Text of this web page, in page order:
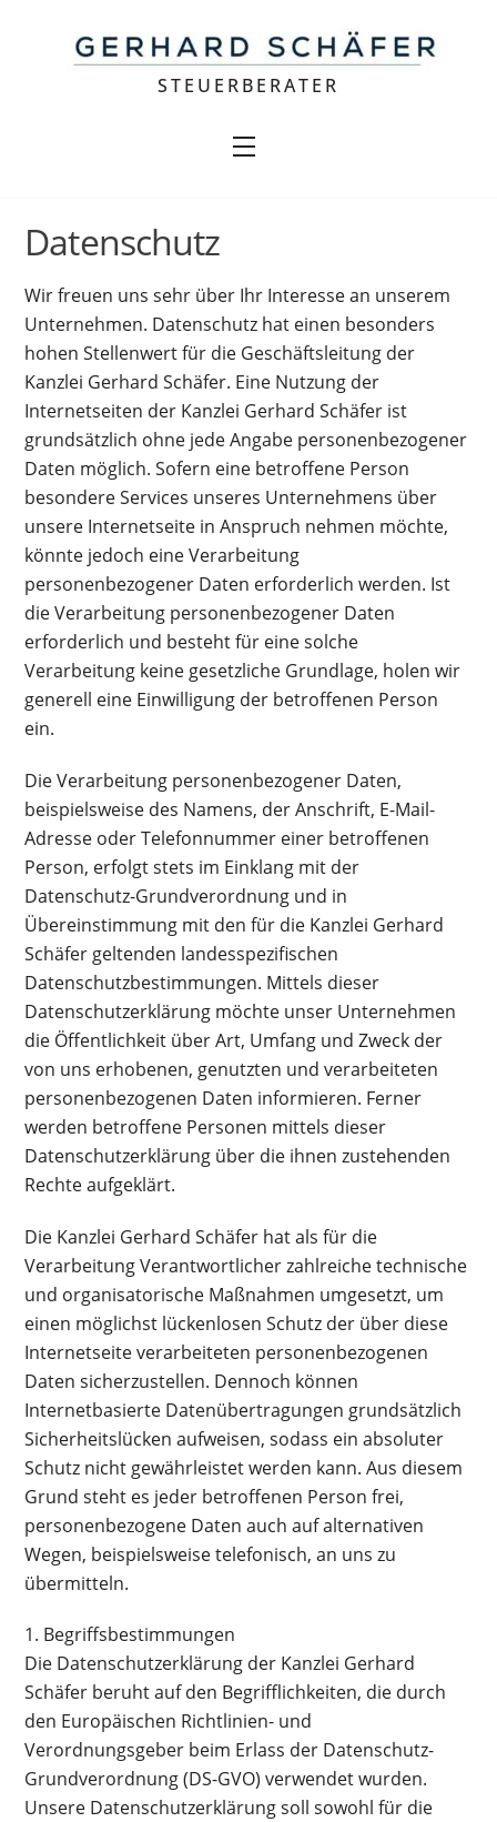
STEUERBERATER
Menu
Datenschutz
Wir freuen uns sehr über Ihr Interesse an unserem
Unternehmen. Datenschutz hat einen besonders
hohen Stellenwert für die Geschäftsleitung der
Kanzlei Gerhard Schäfer. Eine Nutzung der
Internetseiten der Kanzlei Gerhard Schäfer ist
grundsätzlich ohne jede Angabe personenbezogener
Daten möglich. Sofern eine betroffene Person
besondere Services unseres Unternehmens über
unsere Internetseite in Anspruch nehmen möchte,
könnte jedoch eine Verarbeitung
personenbezogener Daten erforderlich werden. Ist
die Verarbeitung personenbezogener Daten
erforderlich und besteht für eine solche
Verarbeitung keine gesetzliche Grundlage, holen wir
generell eine Einwilligung der betroffenen Person
ein.
Die Verarbeitung personenbezogener Daten,
beispielsweise des Namens, der Anschrift, E-Mail-
Adresse oder Telefonnummer einer betroffenen
Person, erfolgt stets im Einklang mit der
Datenschutz-Grundverordnung und in
Übereinstimmung mit den für die Kanzlei Gerhard
Schäfer geltenden landesspezifischen
Datenschutzbestimmungen. Mittels dieser
Datenschutzerklärung möchte unser Unternehmen
die Öffentlichkeit über Art, Umfang und Zweck der
von uns erhobenen, genutzten und verarbeiteten
personenbezogenen Daten informieren. Ferner
werden betroffene Personen mittels dieser
Datenschutzerklärung über die ihnen zustehenden
Rechte aufgeklärt.
Die Kanzlei Gerhard Schäfer hat als für die
Verarbeitung Verantwortlicher zahlreiche technische
und organisatorische Maßnahmen umgesetzt, um
einen möglichst lückenlosen Schutz der über diese
Internetseite verarbeiteten personenbezogenen
Daten sicherzustellen. Dennoch können
Internetbasierte Datenübertragungen grundsätzlich
Sicherheitslücken aufweisen, sodass ein absoluter
Schutz nicht gewährleistet werden kann. Aus diesem
Grund steht es jeder betroffenen Person frei,
personenbezogene Daten auch auf alternativen
Wegen, beispielsweise telefonisch, an uns zu
übermitteln.
1. Begriffsbestimmungen
Die Datenschutzerklärung der Kanzlei Gerhard
Schäfer beruht auf den Begrifflichkeiten, die durch
den Europäischen Richtlinien- und
Verordnungsgeber beim Erlass der Datenschutz-
Grundverordnung (DS-GVO) verwendet wurden.
Unsere Datenschutzerklärung soll sowohl für die